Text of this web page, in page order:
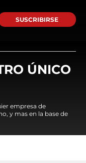
SUSCRIBIRSE
ÚNICO
empresa de
y mas en la base de